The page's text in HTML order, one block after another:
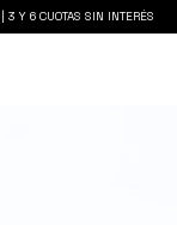
3 Y 6 CUOTAS SIN INTERÉS